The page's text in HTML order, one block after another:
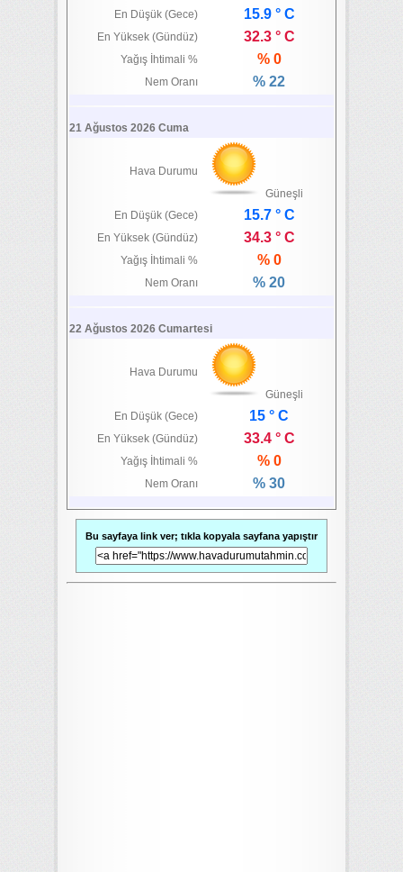
En Düşük (Gece)
15.9 ° C
En Yüksek (Gündüz) 32.3 ° C
Yağış İhtimali % % 0
Nem Oranı % 22
21 Ağustos 2026 Cuma
Hava Durumu
Güneşli
En Düşük (Gece)
15.7 ° C
En Yüksek (Gündüz) 34.3 ° C
Yağış İhtimali % % 0
Nem Oranı % 20
22 Ağustos 2026 Cumartesi
Hava Durumu
Güneşli
En Düşük (Gece)
15 ° C
En Yüksek (Gündüz) 33.4 ° C
Yağış İhtimali % % 0
Nem Oranı % 30
Bu sayfaya link ver; tıkla kopyala sayfana yapıştır